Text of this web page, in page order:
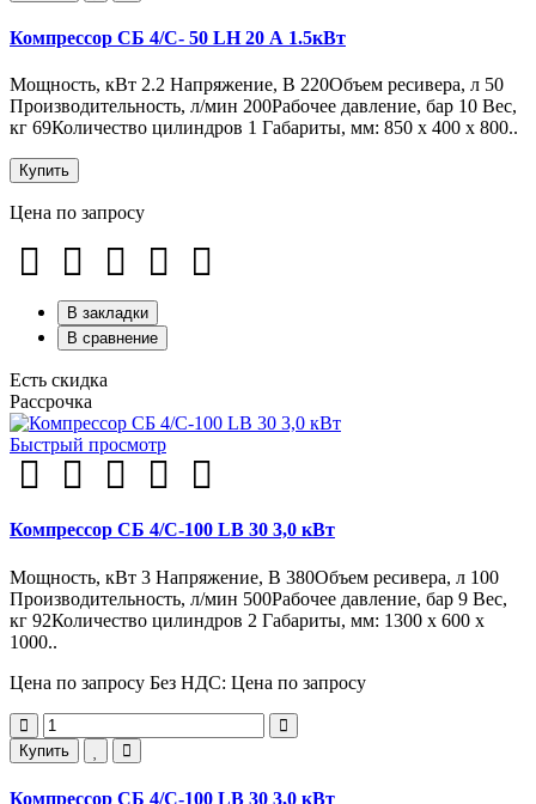
Компрессор СБ 4/С- 50 LH 20 А 1.5кВт
Мощность, кВт 2.2 Напряжение, В 220Объем ресивера, л 50
Производительность, л/мин 200Рабочее давление, бар 10 Вес,
кг 69Количество цилиндров 1 Габариты, мм: 850 x 400 x 800..
Купить
Цена по запросу
В закладки
В сравнение
Есть скидка
Рассрочка
Быстрый просмотр
Компрессор СБ 4/С-100 LB 30 3,0 кВт
Мощность, кВт 3 Напряжение, В 380Объем ресивера, л 100
Производительность, л/мин 500Рабочее давление, бар 9 Вес,
кг 92Количество цилиндров 2 Габариты, мм: 1300 x 600 x
1000..
Цена по запросу Без НДС: Цена по запросу
Купить
Компрессор СБ 4/С-100 LB 30 3,0 кВт